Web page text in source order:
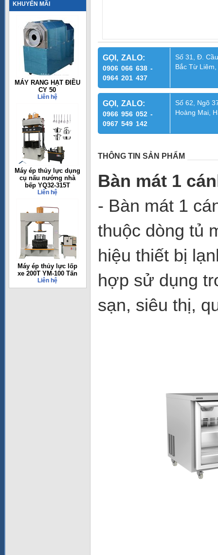
KHUYẾN MÃI
MÁY RANG HẠT ĐIỀU
CY 50
Liên hệ
Máy ép thủy lực dụng
cụ nấu nướng nhà
bếp YQ32-315T
Liên hệ
Máy ép thủy lực lốp
xe 200T YM-100 Tấn
Liên hệ
GỌI, ZALO:
0906 066 638 -
0964 201 437
Số 31, Đ.
Bắc Từ
GỌI, ZALO:
0966 956 052 -
0967 549 142
Số 62, Ngõ
Hoàng Mai,
THÔNG TIN SẢN PHẨM
Bàn mát 1
- Bàn mát 1
thuộc dòng tủ
hiệu thiết bị
hợp sử dụng
sạn, siêu thị,